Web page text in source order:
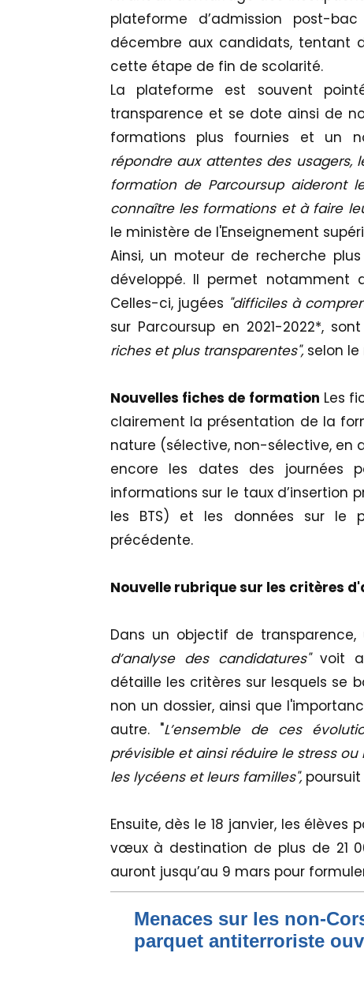
plateforme d’admission post-
décembre aux candidats, tentant
cette étape de fin de scolarité.
La plateforme est souvent
transparence et se dote ainsi de
formations plus fournies et un
répondre aux attentes des
formation de Parcoursup aideront
connaître les formations et à faire
le ministère de l'Enseignement
Ainsi, un moteur de recherche
développé. Il permet notamment
Celles-ci, jugées "difficiles à
sur Parcoursup en 2021-2022*,
riches et plus transparentes",selon le
Nouvelles fiches de formation Les
clairement la présentation de la
nature (sélective, non-sélective, en
encore les dates des journées
informations sur le taux d’insertion
les BTS) et les données sur le
précédente.
Nouvelle rubrique sur les critères
Dans un objectif de transparence,
d’analyse des candidatures"voit
détaille les critères sur lesquels se
non un dossier, ainsi que
autre. "L’ensemble de ces
prévisible et ainsi réduire le stress
les lycéens et leurs familles",poursuit
Ensuite, dès le 18 janvier, les
vœux à destination de plus de 21
auront jusqu’au 9 mars pour
Menaces sur les non-
parquet antiterroriste